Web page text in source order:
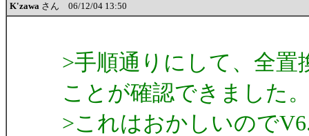
K'zawa さん 06/12/04 13:50
>手順通りにして、全
ことが確認できました
>これはおかしいので